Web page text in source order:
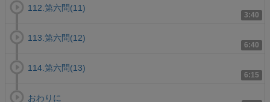
3:40
112.第六問(11)
6:40
113.第六問(12)
6:15
114.第六問(13)
おわりに